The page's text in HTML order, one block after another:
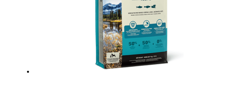
se
pueden
elegir
en
la
página